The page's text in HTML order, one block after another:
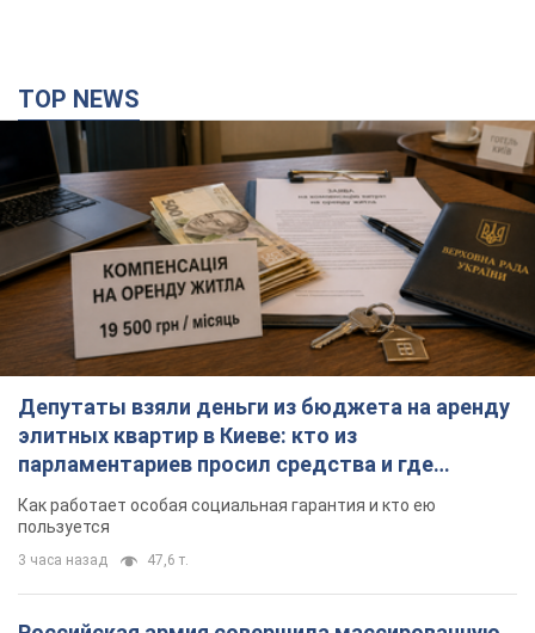
поселился
Как работает особая социальная гарантия и кто ею
пользуется
3 часа назад 47,6 т.
Российская армия совершила массированную
атаку на Одессу: горела историческая часть
города, есть пострадавшие. Фото и видео
Для террора враг применил ракеты и дроны
час назад 22,2 т.
Российская армия обстреляла два соседних
многоэтажных дома в Харькове: двое
погибших, более 20 пострадавших
Враг умышленно бьет по жилым домам